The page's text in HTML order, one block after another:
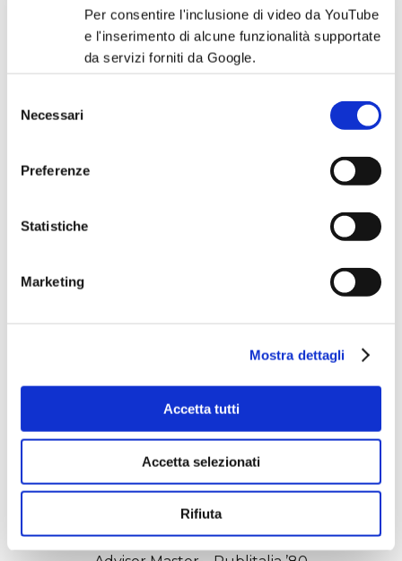
Per consentire l'inclusione di video da YouTube
e l'inserimento di alcune funzionalità supportate
da servizi forniti da Google.
delNecessari
Preferenze
Statistiche
Marketing
Mostra dettagli
Accetta tutti
Accetta selezionati
Rifiuta
Nicola Rovetta
Chief Creative Officer – Mullenlowe
Group
Associate Creative Director – Publicis